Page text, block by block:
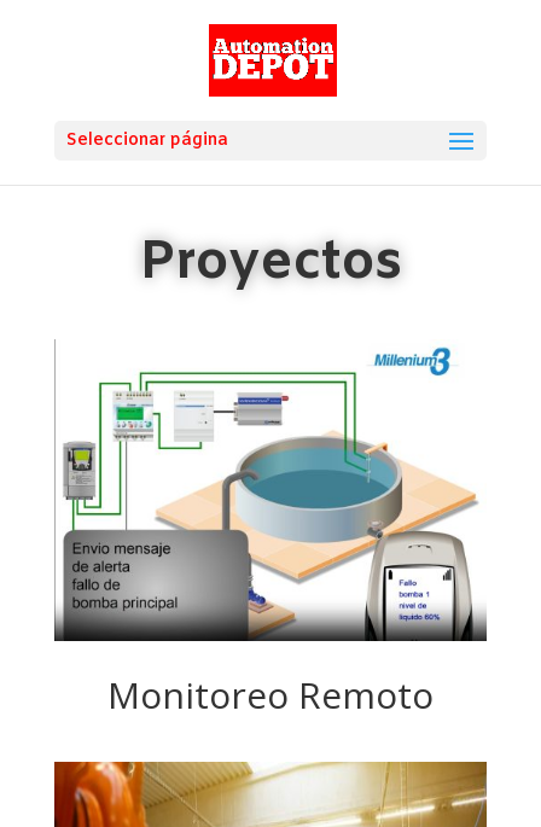
Seleccionar página
Proyectos
Monitoreo Remoto